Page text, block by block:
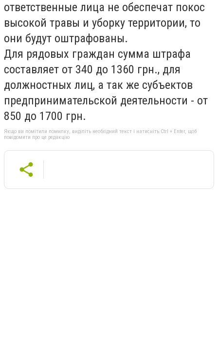
ответственные лица не обеспечат покос
высокой травы и уборку территории, то
они будут оштрафованы.
Для рядовых граждан сумма штрафа
составляет от 340 до 1360 грн., для
должностных лиц, а так же субъектов
предпринимательской деятельности - от
850 до 1700 грн.
Якщо ви помітили помилку, виділіть необхідний текст і натисніть Ctrl + Enter, щоб
повідомити про це редакцію